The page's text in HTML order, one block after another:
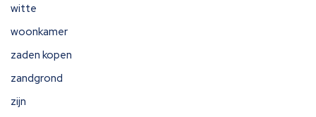
witte
woonkamer
zaden kopen
zandgrond
zijn